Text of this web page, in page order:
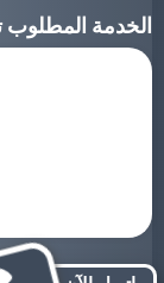
الخدمة المطلوب